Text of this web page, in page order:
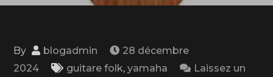
By blogadmin
28 décembre
2024
guitare folk,yamaha
Laissez un